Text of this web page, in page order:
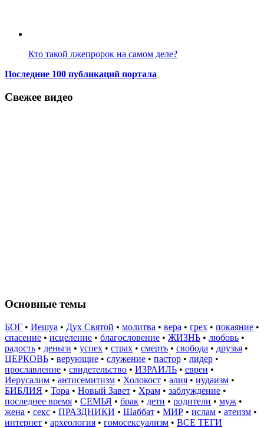
Кто такой лжепророк на самом деле?
Последние 100 публикаций портала
Свежее видео
Основные темы
БОГ • Иешуа • Дух Святой • молитва • вера • грех • покаяние •
спасение • исцеление • благословение • ЖИЗНЬ • любовь •
радость • деньги • успех • страх • смерть • свобода • друзья •
ЦЕРКОВЬ • верующие • служение • пастор • лидер •
прославление • свидетельство • ИЗРАИЛЬ • евреи •
Иерусалим • антисемитизм • Холокост • алия • иудаизм •
БИБЛИЯ • Тора • Новый Завет • Храм • заблуждение •
последнее время • СЕМЬЯ • брак • дети • родители • муж •
жена • секс • ПРАЗДНИКИ • Шаббат • МИР • ислам • атеизм •
интернет • археология • гомосексуализм • ВСЕ ТЕГИ